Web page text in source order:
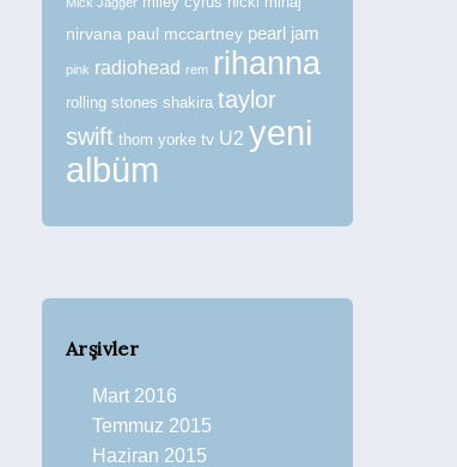
Sonbahar Şarkıları
Liste Müptelası
nirvana paul mccartney pearl jam
pink radiohead rem rihanna
rolling stones shakira taylor
swift thom yorke tv U2 yeni
albüm
Arşivler
Mart 2016
Temmuz 2015
Haziran 2015